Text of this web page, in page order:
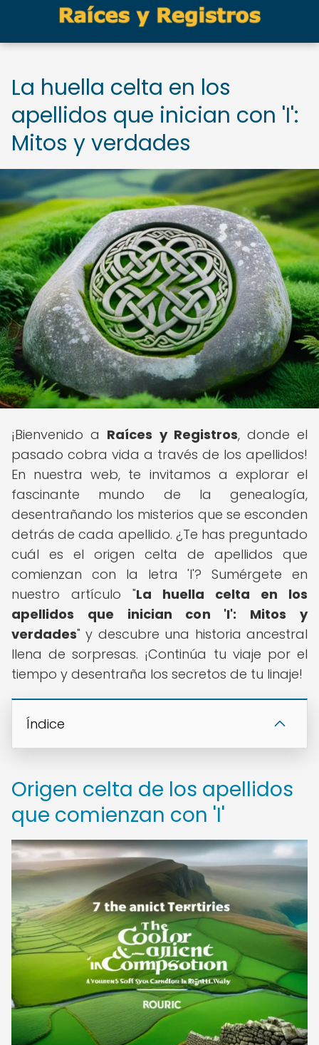
La huella celta en los
apellidos que inician con 'I':
Mitos y verdades
¡Bienvenido a Raíces y Registros, donde el
pasado cobra vida a través de los apellidos!
En nuestra web, te invitamos a explorar el
fascinante mundo de la genealogía,
desentrañando los misterios que se esconden
detrás de cada apellido. ¿Te has preguntado
cuál es el origen celta de apellidos que
comienzan con la letra 'I'? Sumérgete en
nuestro artículo "La huella celta en los
apellidos que inician con 'I': Mitos y
verdades" y descubre una historia ancestral
llena de sorpresas. ¡Continúa tu viaje por el
tiempo y desentraña los secretos de tu linaje!
Índice
Origen celta de los apellidos
que comienzan con 'I'